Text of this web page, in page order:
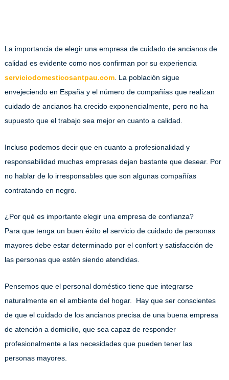
La importancia de elegir una empresa de cuidado de ancianos de
calidad es evidente como nos confirman por su experiencia
serviciodomesticosantpau.com. La población sigue
envejeciendo en España y el número de compañías que realizan
cuidado de ancianos ha crecido exponencialmente, pero no ha
supuesto que el trabajo sea mejor en cuanto a calidad.
Incluso podemos decir que en cuanto a profesionalidad y
responsabilidad muchas empresas dejan bastante que desear. Por
no hablar de lo irresponsables que son algunas compañías
contratando en negro.
¿Por qué es importante elegir una empresa de confianza?
Para que tenga un buen éxito el servicio de cuidado de personas
mayores debe estar determinado por el confort y satisfacción de
las personas que estén siendo atendidas.
Pensemos que el personal doméstico tiene que integrarse
naturalmente en el ambiente del hogar. Hay que ser conscientes
de que el cuidado de los ancianos precisa de una buena empresa
de atención a domicilio, que sea capaz de responder
profesionalmente a las necesidades que pueden tener las
personas mayores.